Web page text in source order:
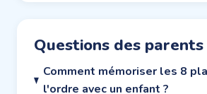
Questions des parents
Comment mémoriser les 8
l'ordre avec un enfant ?